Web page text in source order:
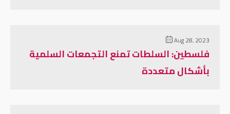
Aug 28, 2023
فلسطين: السلطات تمنع التجمعات السلمية
بأشكال متعددة